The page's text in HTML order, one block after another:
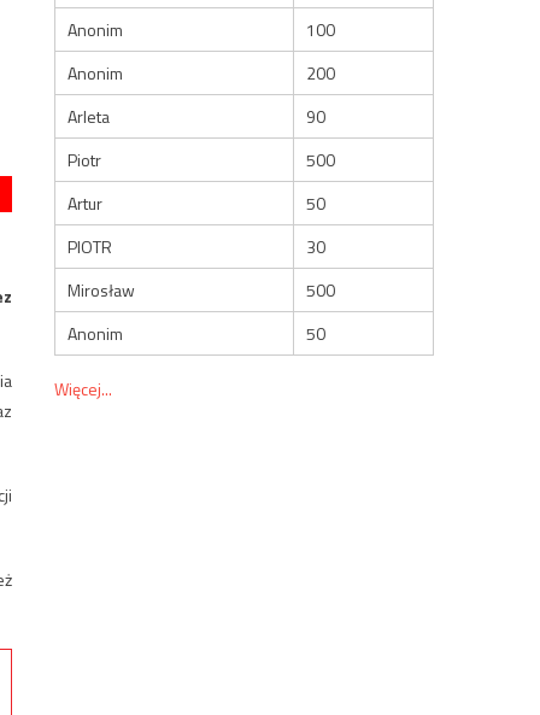
Anonim
100
Anonim
200
Arleta
90
Piotr
500
Artur
50
PIOTR
30
Mirosław
500
Anonim
50
Więcej...